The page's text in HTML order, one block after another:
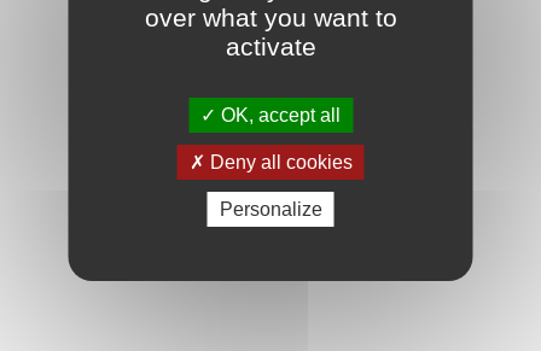
over what you want to
activate
OK, accept all
Deny all cookies
Personalize